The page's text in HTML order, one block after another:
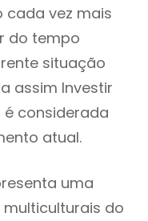
cada vez mais
do tempo
situação
assim Investir
é considerada
atual.
uma
do